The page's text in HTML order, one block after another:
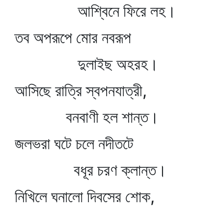
আশ্বিনে ফিরে লহ।
তব অপরূপে মোর নবরূপ
দুলাইছ অহরহ।
আসিছে রাত্রি স্বপনযাত্রী,
বনবাণী হল শান্ত।
জলভরা ঘটে চলে নদীতটে
বধূর চরণ ক্লান্ত।
নিখিলে ঘনালো দিবসের শোক,